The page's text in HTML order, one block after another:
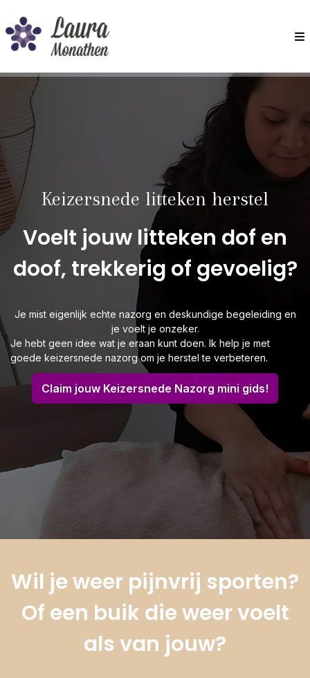
Keizersnede litteken herstel
Voelt jouw litteken dof en
doof, trekkerig of gevoelig?
Je mist eigenlijk echte nazorg en deskundige begeleiding en
je voelt je onzeker.
Je hebt geen idee wat je eraan kunt doen. Ik help je met
goede keizersnede nazorg om je herstel te verbeteren.
Claim jouw Keizersnede Nazorg mini gids!
Wil je weer pijnvrij sporten?
Of een buik die weer voelt
als van jouw?